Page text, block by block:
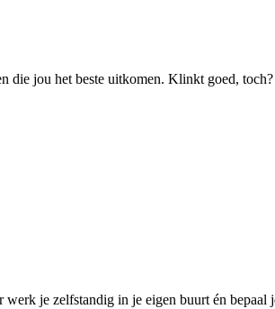
die jou het beste uitkomen. Klinkt goed, toch?
je zelfstandig in je eigen buurt én